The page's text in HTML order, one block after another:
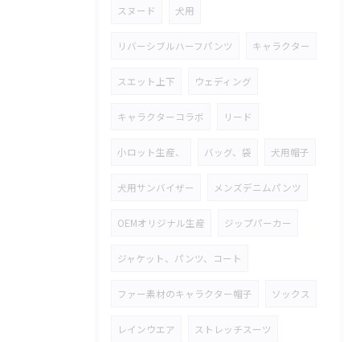
スヌード 犬用
リバーシブルハーフパンツ キャラクター
スエット上下 ウェディング
キャラクターコラボ リード
小ロット生産、 バッグ、袋 犬用帽子
犬用サンバイザー メンズデニムパンツ
OEMオリジナル生産 ジップパーカー
ジャケット、パンツ、コート
ファー素材のキャラクター帽子 ソックス
レインウエア ストレッチスーツ